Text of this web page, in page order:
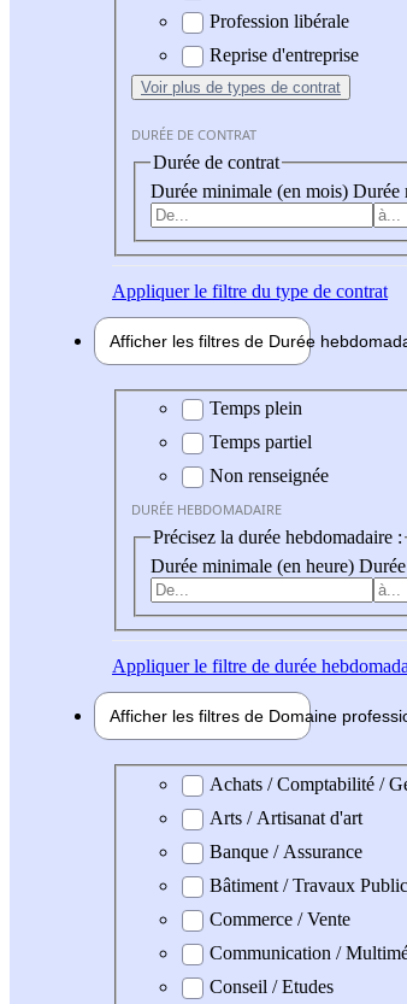
Profession libérale
Reprise d'entreprise
Voir plus de types de contrat
DURÉE DE CONTRAT
Durée de contrat
Durée minimale (en mois) Durée
Appliquerle filtre du type de contrat
Afficher les filtres de Durée hebdo
Durée hebdomadaire
Temps plein
Temps partiel
Non renseignée
DURÉE HEBDOMADAIRE
Précisez la durée hebdomadaire :
Durée minimale (en heure)
Appliquerle filtre de durée
Afficher les filtres de Domaine pro
Domaine professionel
Achats / Comptabilité /
Arts / Artisanat d'art
Banque / Assurance
Bâtiment / Travaux
Commerce / Vente
Communication /
Conseil / Etudes